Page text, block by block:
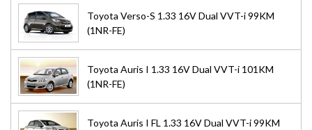
Toyota Verso-S 1.33 16V Dual VVT-i 99KM
(1NR-FE)
Toyota Auris I 1.33 16V Dual VVT-i 101KM
(1NR-FE)
Toyota Auris I FL 1.33 16V Dual VVT-i 99KM